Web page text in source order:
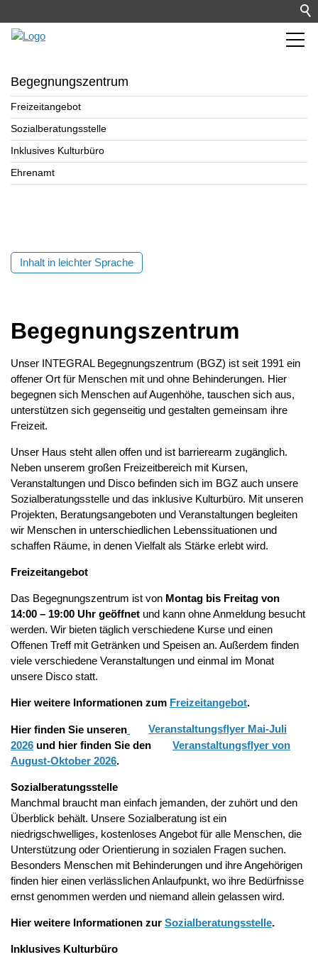
Begegnungszentrum
Freizeitangebot
Sozialberatungsstelle
Inklusives Kulturbüro
Ehrenamt
Inhalt in leichter Sprache
Begegnungszentrum
Unser INTEGRAL Begegnungszentrum (BGZ) ist seit 1991 ein
offener Ort für Menschen mit und ohne Behinderungen. Hier
begegnen sich Menschen auf Augenhöhe, tauschen sich aus,
unterstützen sich gegenseitig und gestalten gemeinsam ihre
Freizeit.
Unser Haus steht allen offen und ist barrierearm zugänglich.
Neben unserem großen Freizeitbereich mit Kursen,
Veranstaltungen und Disco befinden sich im BGZ auch unsere
Sozialberatungsstelle und das inklusive Kulturbüro. Mit unseren
Projekten, Beratungsangeboten und Veranstaltungen begleiten
wir Menschen in unterschiedlichen Lebenssituationen und
schaffen Räume, in denen Vielfalt als Stärke erlebt wird.
Freizeitangebot
Das Begegnungszentrum ist von Montag bis Freitag von
14:00 – 19:00 Uhr geöffnet und kann ohne Anmeldung besucht
werden. Wir bieten täglich verschiedene Kurse und einen
Offenen Treff mit Getränken und Speisen an. Außerdem finden
viele verschiedene Veranstaltungen und einmal im Monat
unsere Disco statt.
Hier weitere Informationen zum Freizeitangebot.
Hier finden Sie unseren
Veranstaltungsflyer Mai-Juli
2026 und hier finden Sie den
Veranstaltungsflyer von
August-Oktober 2026.
Sozialberatungsstelle
Manchmal braucht man einfach jemanden, der zuhört und den
Überblick behält. Unsere Sozialberatung ist ein
niedrigschwelliges, kostenloses Angebot für alle Menschen, die
Unterstützung oder Orientierung in sozialen Fragen suchen.
Besonders Menschen mit Behinderungen und ihre Angehörigen
finden hier einen verlässlichen Anlaufpunkt, wo ihre Bedürfnisse
ernst genommen werden und niemand allein gelassen wird.
Hier weitere Informationen zur Sozialberatungsstelle.
Inklusives Kulturbüro